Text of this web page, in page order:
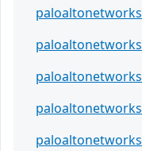
paloaltonetworks
paloaltonetworks
paloaltonetworks
paloaltonetworks
paloaltonetworks